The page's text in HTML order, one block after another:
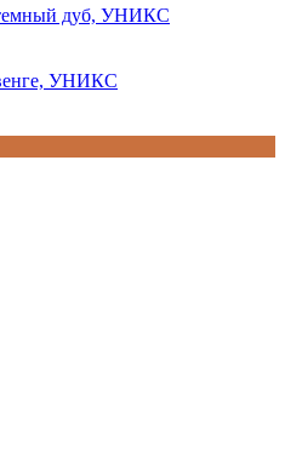
дуб, УНИКС
УНИКС